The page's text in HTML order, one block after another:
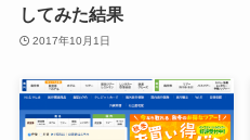
してみた結果
2017年10月1日